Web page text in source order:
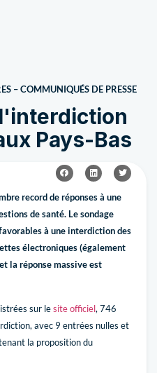
–COMMUNIQUÉS DE PRESSE
Pays-Bas
record de réponses à une
de santé. Le sondage
à une interdiction des
électroniques (également
la réponse massive est
sur lesite officiel, 746
avec 9 entrées nulles et
la proposition du